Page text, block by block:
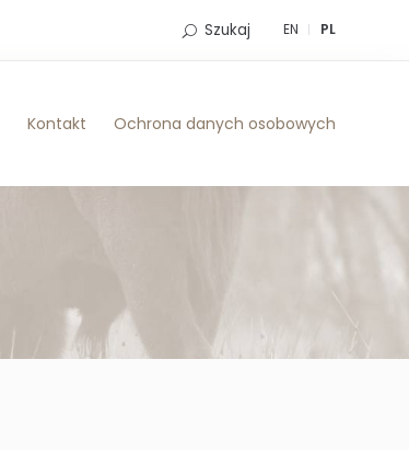
EN PL
Szukaj
Kontakt Ochrona danych osobowych